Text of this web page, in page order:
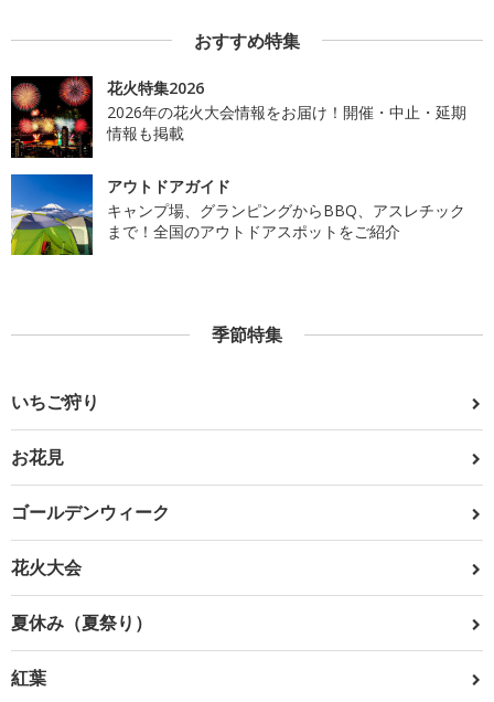
おすすめ特集
花火特集2026
2026年の花火大会情報をお届け！開催・中止・延期
情報も掲載
アウトドアガイド
キャンプ場、グランピングからBBQ、アスレチック
まで！全国のアウトドアスポットをご紹介
季節特集
いちご狩り
お花見
ゴールデンウィーク
花火大会
夏休み（夏祭り）
紅葉